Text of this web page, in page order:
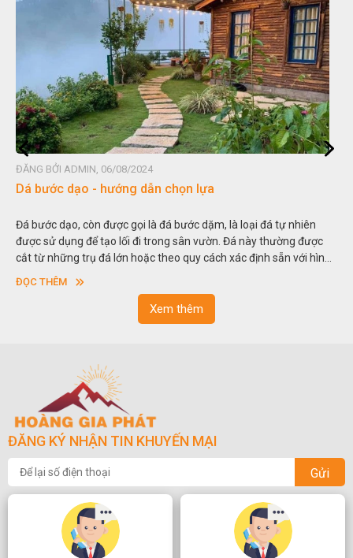
ĐĂNG BỞI ADMIN, 06/08/2024
Đá non bộ - cách lựa chọn non bộ đẹp
Hòn non bộ được biết đến là một nghệ thuật xây dựng, sắp đặt,
thu nhỏ, đưa mô hình những ngọn núi to lớn ngoài tự nhiên vào
trong các vườn cảnh. Hay nói một cách khác, người ta gọi là “giả
sơn”. Nghệ thuật hòn non bộ nhằm phục vụ cho mục đích
ĐỌC THÊM
Xem thêm
ĐĂNG KÝ NHẬN TIN KHUYẾN MẠI
Gửi